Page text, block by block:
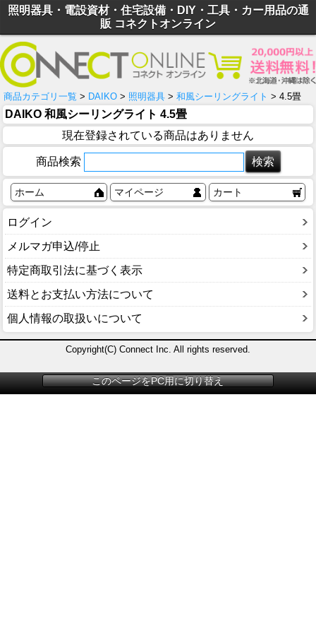
照明器具・電設資材・住宅設備・DIY・工具・カー用品の通
販 コネクトオンライン
商品カテゴリ一覧 > DAIKO > 照明器具 > 和風シーリングライト > 4.5畳
DAIKO 和風シーリングライト 4.5畳
現在登録されている商品はありません
商品検索
ホーム マイページ カート
ログイン
メルマガ申込/停止
特定商取引法に基づく表示
送料とお支払い方法について
個人情報の取扱いについて
Copyright(C) Connect Inc. All rights reserved.
このページをPC用に切り替え